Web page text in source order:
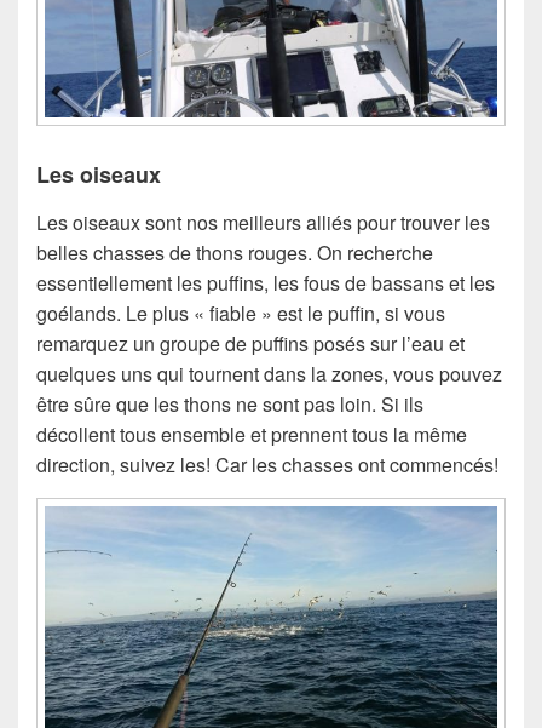
Les oiseaux
Les oiseaux sont nos meilleurs alliés pour trouver les
belles chasses de thons rouges. On recherche
essentiellement les puffins, les fous de bassans et les
goélands. Le plus « fiable » est le puffin, si vous
remarquez un groupe de puffins posés sur l’eau et
quelques uns qui tournent dans la zones, vous pouvez
être sûre que les thons ne sont pas loin. Si ils
décollent tous ensemble et prennent tous la même
direction, suivez les! Car les chasses ont commencés!